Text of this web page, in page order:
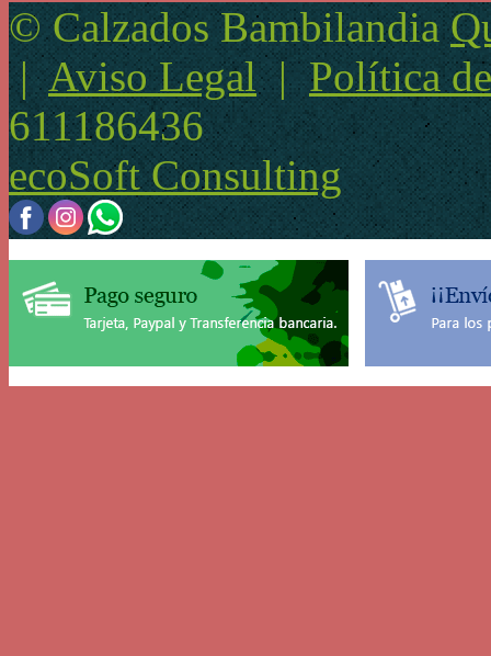
© Calzados Bambilandia
| Aviso Legal | Política
611186436
ecoSoft Consulting